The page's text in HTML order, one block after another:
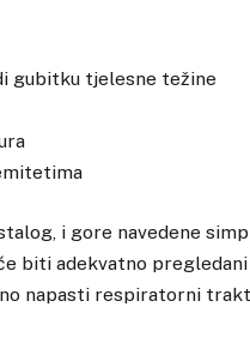
gubitku tjelesne težine
i gore navedene
biti adekvatno
napasti respiratorni